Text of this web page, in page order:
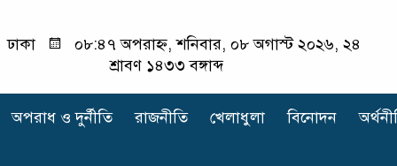
ঢাকা
০৮:৪৭ অপরাহ্ন, শনিবার, ০৮ অগাস্ট ২০২৬, ২৪
শ্রাবণ ১৪৩৩ বঙ্গাব্দ
অপরাধ ‍ও দুর্নীতি রাজনীতি খেলাধুলা বিনোদন